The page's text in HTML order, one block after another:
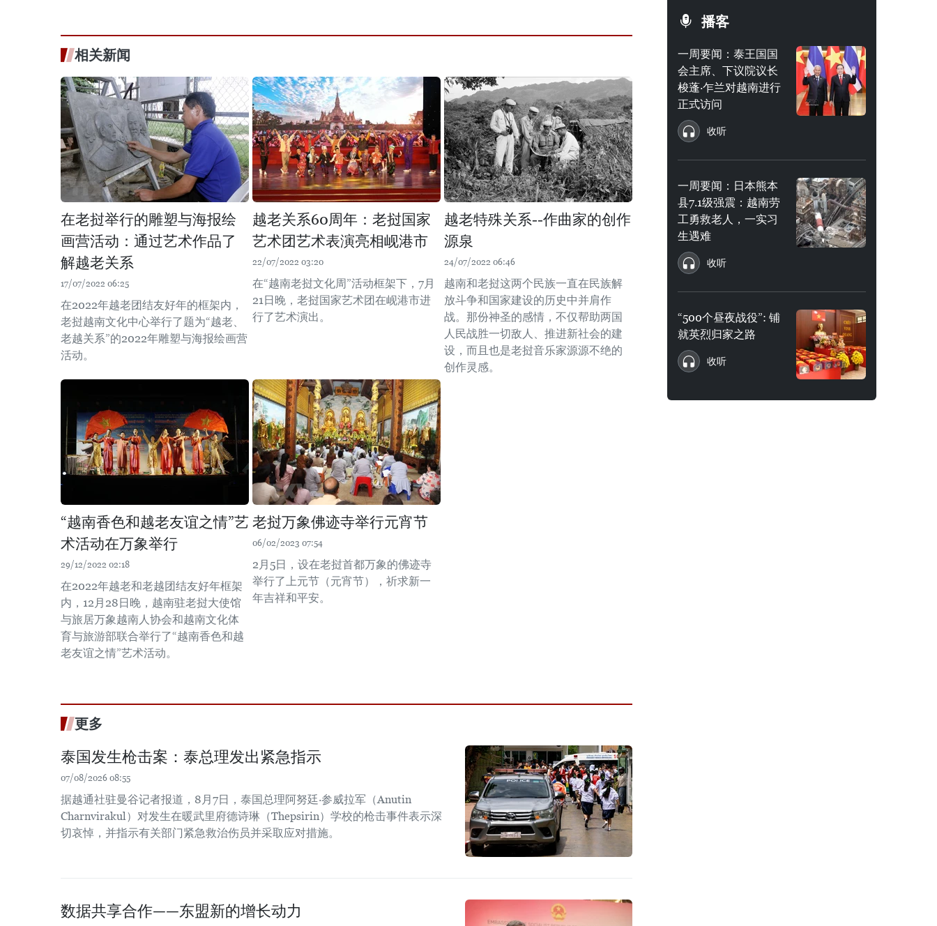
相关新闻
在老挝举行的雕塑与海报绘
画营活动：通过艺术作品了
解越老关系
17/07/2022 06:25
在2022年越老团结友好年的框架内，
老挝越南文化中心举行了题为“越老、
老越关系”的2022年雕塑与海报绘画营
活动。
越老关系60周年：老挝国家
艺术团艺术表演亮相岘港市
22/07/2022 03:20
在“越南老挝文化周”活动框架下，7月
21日晚，老挝国家艺术团在岘港市进
行了艺术演出。
越老特殊关系--作曲家的创作
源泉
24/07/2022 06:46
越南和老挝这两个民族一直在民族解
放斗争和国家建设的历史中并肩作
战。那份神圣的感情，不仅帮助两国
人民战胜一切敌人、推进新社会的建
设，而且也是老挝音乐家源源不绝的
创作灵感。
“越南香色和越老友谊之情”艺
术活动在万象举行
29/12/2022 02:18
在2022年越老和老越团结友好年框架
内，12月28日晚，越南驻老挝大使馆
与旅居万象越南人协会和越南文化体
育与旅游部联合举行了“越南香色和越
老友谊之情”艺术活动。
老挝万象佛迹寺举行元宵节
06/02/2023 07:54
2月5日，设在老挝首都万象的佛迹寺
举行了上元节（元宵节），祈求新一
年吉祥和平安。
更多
泰国发生枪击案：泰总理发出紧急指示
07/08/2026 08:55
据越通社驻曼谷记者报道，8月7日，泰国总理阿努廷·参威拉军（Anutin
Charnvirakul）对发生在暖武里府德诗琳（Thepsirin）学校的枪击事件表示深
切哀悼，并指示有关部门紧急救治伤员并采取应对措施。
数据共享合作——东盟新的增长动力
播客
一周要闻：泰王国国
会主席、下议院议长
梭蓬·乍兰对越南进行
正式访问
收听
一周要闻：日本熊本
县7.1级强震：越南劳
工勇救老人，一实习
生遇难
收听
“500个昼夜战役”: 铺
就英烈归家之路
收听